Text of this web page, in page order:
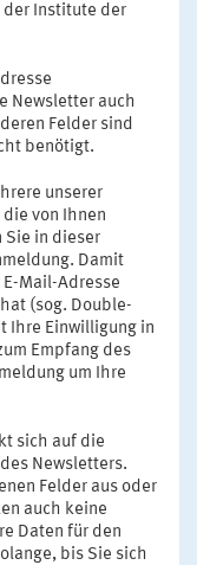
der Institute der
Newsletter auch
Felder sind
benötigt.
unserer
von Ihnen
Sie in dieser
Damit
Mail-Adresse
(sog. Double-
Ihre Einwilligung in
Empfang des
um Ihre
sich auf die
Newsletters.
Felder aus oder
auch keine
Daten für den
bis Sie sich